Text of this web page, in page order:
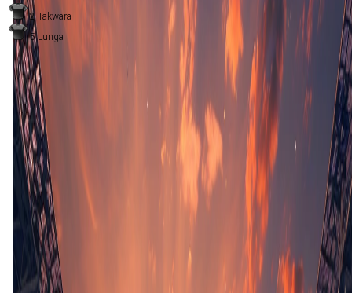
2Takwara
5Lunga